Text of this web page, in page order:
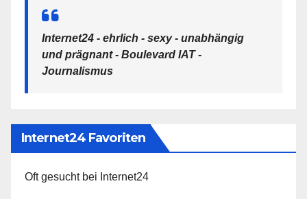
Internet24 - ehrlich - sexy - unabhängig
und prägnant - Boulevard IAT -
Journalismus
Internet24 Favoriten
Oft gesucht bei Internet24